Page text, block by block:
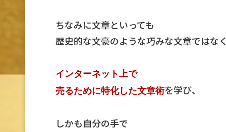
ちなみに文章といっても
歴史的な文豪のような巧みな文章ではな
インターネット上で
売るために特化した文章術を学び、
しかも自分の手で